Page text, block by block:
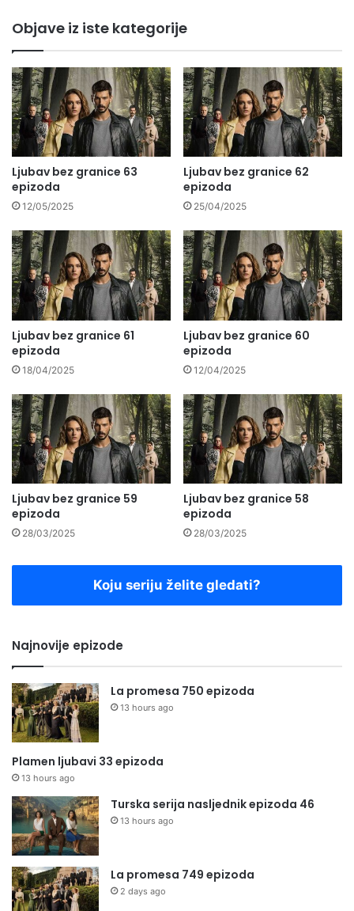
Objave iz iste kategorije
Ljubav bez granice 63
epizoda
12/05/2025
Ljubav bez granice 62
epizoda
25/04/2025
Ljubav bez granice 61
epizoda
18/04/2025
Ljubav bez granice 60
epizoda
12/04/2025
Ljubav bez granice 59
epizoda
28/03/2025
Ljubav bez granice 58
epizoda
28/03/2025
Koju seriju želite gledati?
Najnovije epizode
La promesa 750 epizoda
13 hours ago
Plamen ljubavi 33 epizoda
13 hours ago
Turska serija nasljednik epizoda 46
13 hours ago
La promesa 749 epizoda
2 days ago